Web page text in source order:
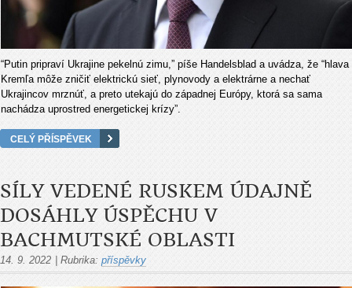
“Putin pripraví Ukrajine pekelnú zimu,” píše Handelsblad a uvádza, že “hlava
Kremľa môže zničiť elektrickú sieť, plynovody a elektrárne a nechať
Ukrajincov mrznúť, a preto utekajú do západnej Európy, ktorá sa sama
nachádza uprostred energetickej krízy”.
CELÝ PŘÍSPĚVEK
SÍLY VEDENÉ RUSKEM ÚDAJNĚ
DOSÁHLY ÚSPĚCHU V
BACHMUTSKÉ OBLASTI
14. 9. 2022 | Rubrika: příspěvky